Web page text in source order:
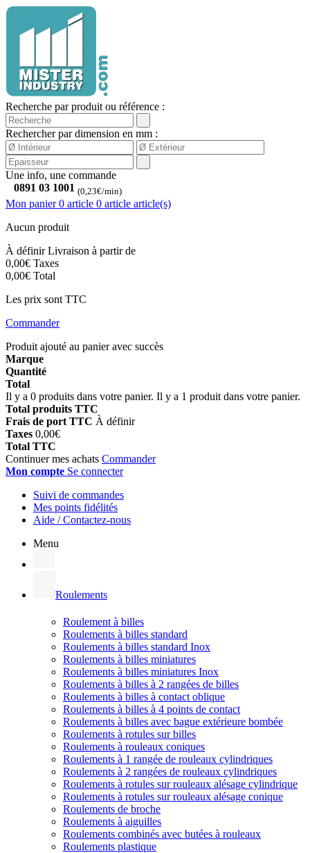
Recherche par produit ou référence :
Rechercher par dimension en mm :
Une info, une commande
0891 03 1001 (0,23€/min)
Mon panier 0 article 0 article article(s)
Aucun produit
À définirLivraison à partir de
0,00€ Taxes
0,00€ Total
Les prix sont TTC
Commander
Produit ajouté au panier avec succès
Marque
Quantité
Total
Il y a 0 produits dans votre panier. Il y a 1 produit dans votre panier.
Total produits TTC
Frais de port TTC À définir
Taxes 0,00€
Total TTC
Continuer mes achats Commander
Mon compte Se connecter
Suivi de commandes
Mes points fidélités
Aide / Contactez-nous
Menu
Roulements
Roulement à billes
Roulements à billes standard
Roulements à billes standard Inox
Roulements à billes miniatures
Roulements à billes miniatures Inox
Roulements à billes à 2 rangées de billes
Roulements à billes à contact oblique
Roulements à billes à 4 points de contact
Roulements à billes avec bague extérieure bombée
Roulements à rotules sur billes
Roulements à rouleaux coniques
Roulements à 1 rangée de rouleaux cylindriques
Roulements à 2 rangées de rouleaux cylindriques
Roulements à rotules sur rouleaux alésage cylindrique
Roulements à rotules sur rouleaux alésage conique
Roulements de broche
Roulements à aiguilles
Roulements combinés avec butées à rouleaux
Roulements plastique